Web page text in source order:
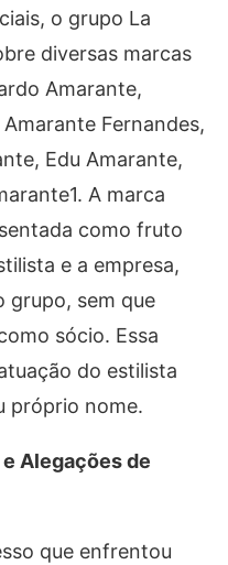
o grupo La
diversas marcas
Amarante,
Fernandes,
Edu Amarante,
A marca
como fruto
e a empresa,
grupo, sem que
sócio. Essa
do estilista
próprio nome.
Alegações de
que enfrentou